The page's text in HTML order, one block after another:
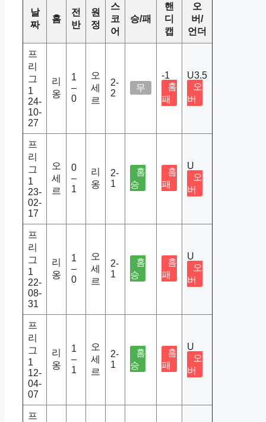
날
짜
홈
전
반
원
정
스
코
어
승/패
핸
디
캡
오
버/
언더
프
리
그
1
24-
10-
27
리
옹
1
–
0
오
세
르
2-
2
무
-1
홈
패
U3.5
오
버
프
리
그
1
23-
02-
17
오
세
르
0
–
1
리
옹
2-
1
홈
승
홈
패
U
오
버
프
리
그
1
22-
08-
31
리
옹
1
–
0
오
세
르
2-
1
홈
승
홈
패
U
오
버
프
리
그
1
12-
04-
07
리
옹
1
–
1
오
세
르
2-
1
홈
승
홈
패
U
오
버
프